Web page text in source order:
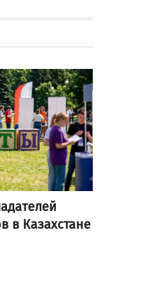
в Казахстане